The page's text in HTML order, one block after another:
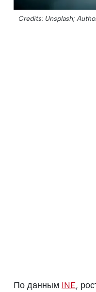
Credits: Unsplash;
По данным INE,